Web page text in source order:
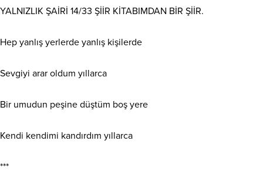
YALNIZLIK ŞAİRİ 14/33 ŞİİR KİTABIMDAN BİR ŞİİR.
Hep yanlış yerlerde yanlış kişilerde
Sevgiyi arar oldum yıllarca
Bir umudun peşine düştüm boş yere
Kendi kendimi kandırdım yıllarca
***